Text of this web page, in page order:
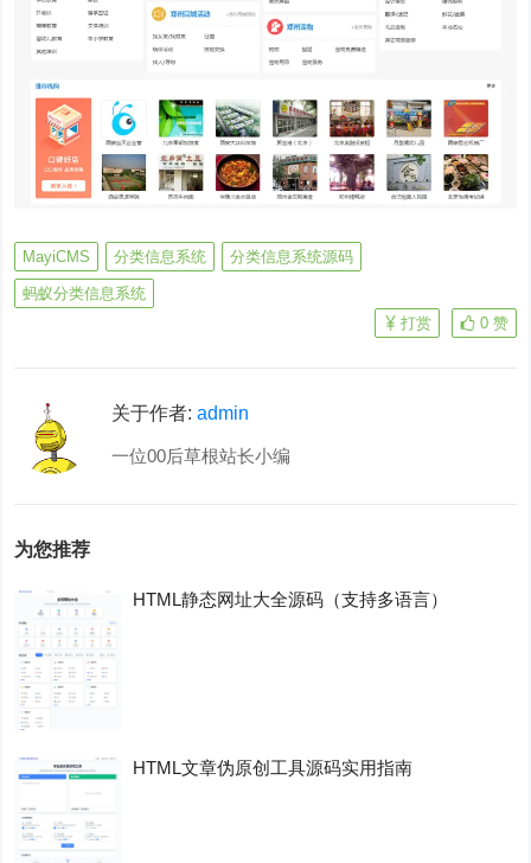
MayiCMS 分类信息系统 分类信息系统源码
蚂蚁分类信息系统
0 赞
打赏
关于作者:admin
一位00后草根站长小编
为您推荐
HTML静态网址大全源码（支持多语言）
HTML文章伪原创工具源码实用指南